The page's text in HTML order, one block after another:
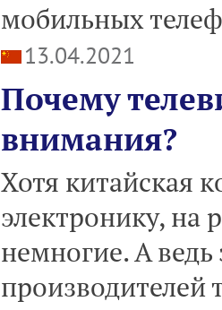
мобильных
13.04.2021
Почему
внимания?
Хотя китайская
электронику, на
немногие. А
производителей